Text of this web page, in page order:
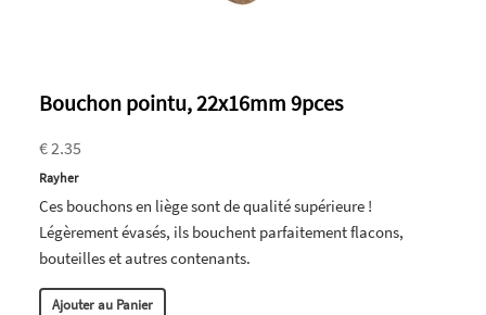
Bouchon pointu, 22x16mm 9pces
€ 2.35
Rayher
Ces bouchons en liège sont de qualité supérieure !
Légèrement évasés, ils bouchent parfaitement flacons,
bouteilles et autres contenants.
Ajouter au Panier